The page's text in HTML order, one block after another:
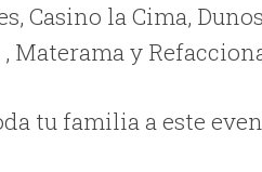
Casino la Cima,
Materama y
tu familia a este